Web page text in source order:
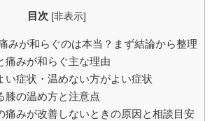
目次 [非表示]
みが和らぐのは本当？まず結論から整理
痛みが和らぐ主な理由
い症状・温めない方がよい症状
膝の温め方と注意点
痛みが改善しないときの原因と相談目安